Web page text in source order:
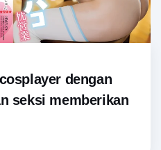
dengan
seksi memberikan